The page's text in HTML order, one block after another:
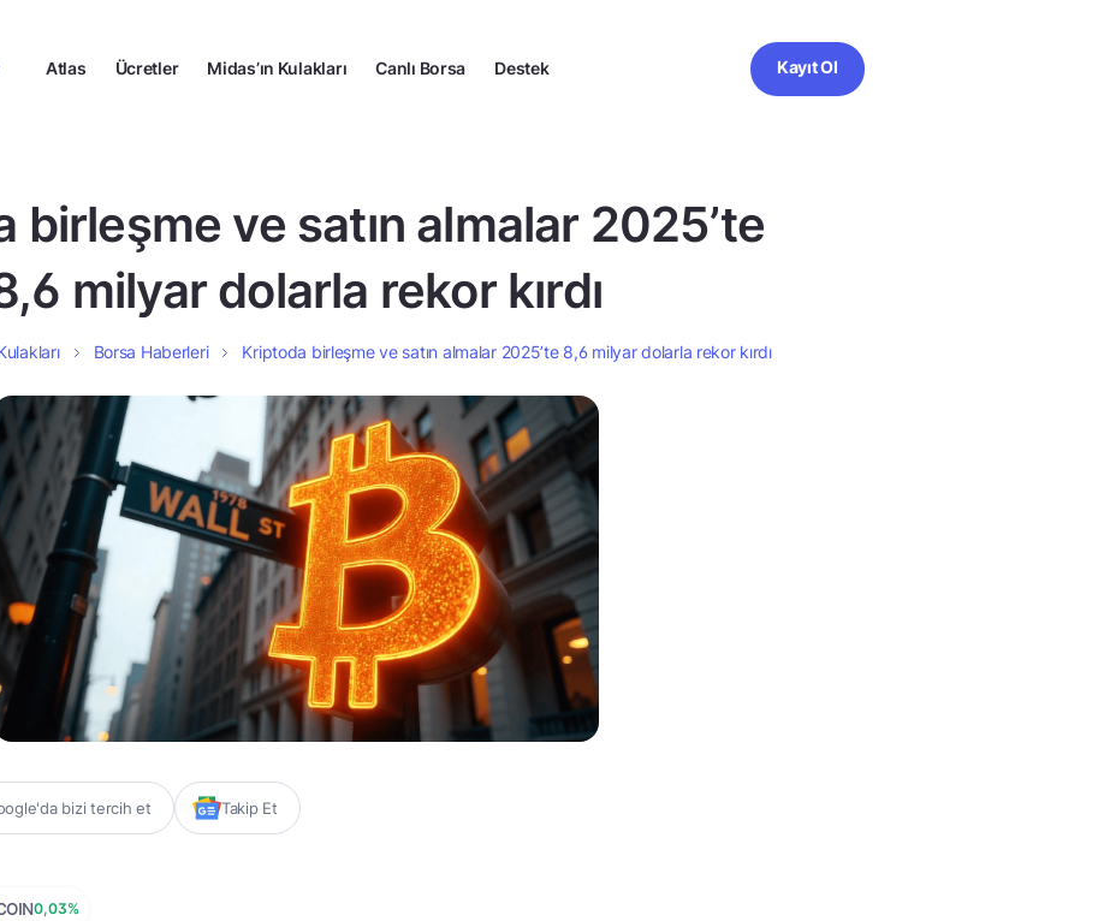
Atlas Ücretler Midas’ın Kulakları Canlı Borsa Destek Kayıt Ol
birleşme ve satın almalar 2025’te
milyar dolarla rekor kırdı
Borsa Haberleri Kriptoda birleşme ve satın almalar 2025’te 8,6 milyar dolarla rekor kırdı
bizi tercih et Takip Et
0,03%